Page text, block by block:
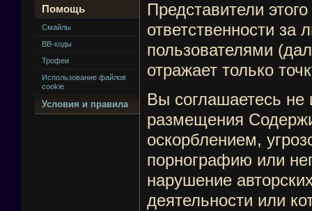
Помощь
Смайлы
BB-коды
Трофеи
Использование файлов
cookie
Условия и правила
Представители
ответственности
пользователями
отражает только
Вы соглашаетесь не
размещения
оскорблением,
порнографию или
нарушение
деятельности или